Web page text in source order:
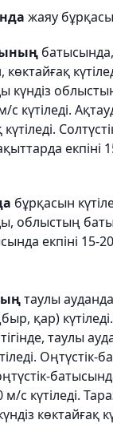
жаяу
батысында,
күндіз
с күтіледі.
екпіні
бұрқасын
облыстың
екпіні 15-
таулы
қар)
таулы
Оңтүстік-
с күтіледі.
көктайғақ